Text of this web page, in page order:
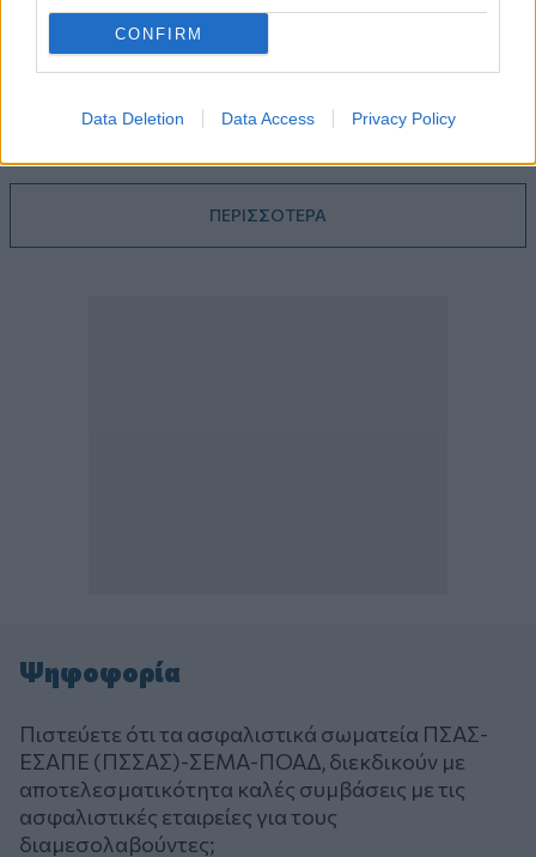
CONFIRM
Data Deletion Data Access Privacy Policy
ασφαλισμένους της από τις πυρκαγιές
υπηρεσίες - Κέρδη €252 εκατ. (+7%) και ROTE 18.8% στο
ΠΕΡΙΣΣΟΤΕΡΑ
Ψηφοφορία
Πιστεύετε ότι τα ασφαλιστικά σωματεία ΠΣΑΣ-
ΕΣΑΠΕ (ΠΣΣΑΣ)-ΣΕΜΑ-ΠΟΑΔ, διεκδικούν με
αποτελεσματικότητα καλές συμβάσεις με τις
ασφαλιστικές εταιρείες για τους
διαμεσολαβούντες;